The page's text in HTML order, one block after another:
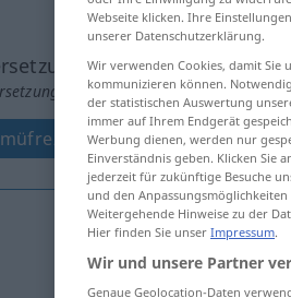
anklicken/antippen)
tim
Webseite klicken. Ihre
unserer Datenschutzerklärung.
Wir verwenden Cookies, damit Sie
kommunizieren können.
der statistischen Auswertung
immer auf Ihrem Endgerät
Werbung dienen, werden nur
Einverständnis geben. Klicken Sie
jederzeit für zukünftige Besuche
und den
Weitergehende Hinweise zu der
Hier finden Sie unser Impressum.
Wir und unsere Partner
Genaue Geolocation-Daten